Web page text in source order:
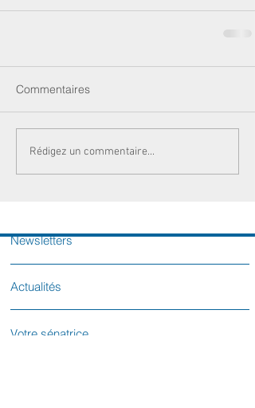
Commentaires
Rédigez un commentaire...
Newsletters
Actualités
Votre sénatrice